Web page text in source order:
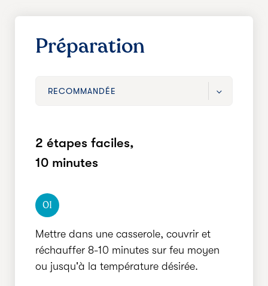
Préparation
RECOMMANDÉE
RAPIDE
2 étapes faciles,
10 minutes
01
Mettre dans une casserole, couvrir et
réchauffer 8-10 minutes sur feu moyen
ou jusqu'à la température désirée.